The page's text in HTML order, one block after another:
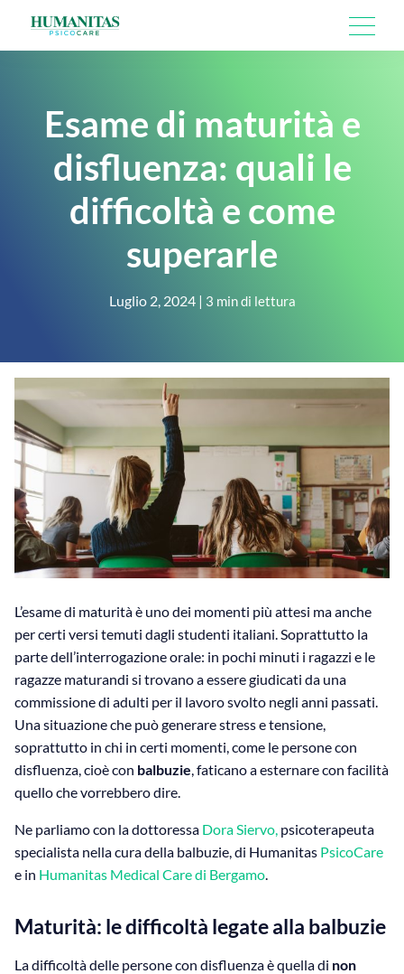
content
IL PERCORSO
IL NOSTRO BLOG
Esame di maturità e
disfluenza: quali le
difficoltà e come
superarle
Luglio 2, 2024| 3 min di lettura
L’esame di maturità è uno dei momenti più attesi ma anche
per certi versi temuti dagli studenti italiani. Soprattutto la
parte dell’interrogazione orale: in pochi minuti i ragazzi e le
ragazze maturandi si trovano a essere giudicati da una
commissione di adulti per il lavoro svolto negli anni passati.
Una situazione che può generare stress e tensione,
soprattutto in chi in certi momenti, come le persone con
disfluenza, cioè con balbuzie , faticano a esternare con facilità
quello che vorrebbero dire.
Ne parliamo con la dottoressa Dora Siervo, psicoterapeuta
specialista nella cura della balbuzie, di Humanitas PsicoCare
e in Humanitas Medical Care di Bergamo
Maturità: le difficoltà legate alla balbuzie
La difficoltà delle persone con disfluenza è quella di non